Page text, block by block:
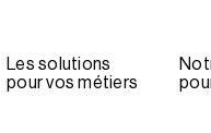
Les solutions
pour vos métiers